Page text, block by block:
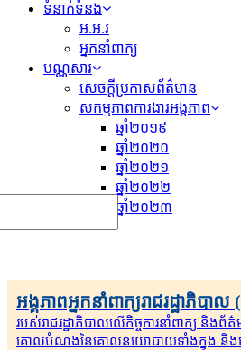
ទំនាក់ទំនង
អ.អ.រ
អ្នកនាំពាក្យ
បណ្ណសារ
សេចក្តីប្រកាសព័ត៌មាន
សកម្មភាពការងារអង្គភាព
ឆ្នាំ២០១៩
ឆ្នាំ២០២០
ឆ្នាំ២០២១
ឆ្នាំ២០២២
ឆ្នាំ២០២៣
អង្គភាពអ្នកនាំពាក្យរាជរដ្ឋាភិបាល
របស់រាជរដ្ឋាភិ​បា​ល​លើ​កិច្ចការ​នាំពាក្យ និងព័
គោលបំណងនៃគោល​នយោបាយទាំងក្នុង និងក្រ